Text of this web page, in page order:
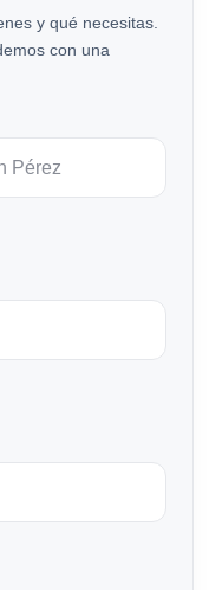
y qué necesitas.
con una